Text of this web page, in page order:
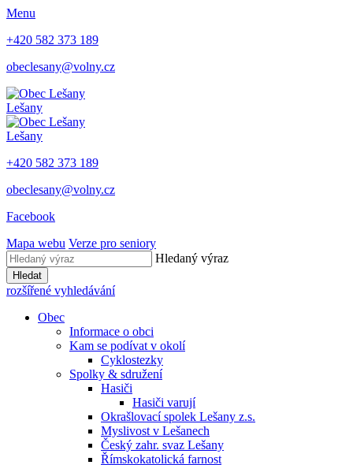
Menu
+420 582 373 189
obeclesany@volny.cz
Lešany
Lešany
+420 582 373 189
obeclesany@volny.cz
Facebook
Mapa webu Verze pro seniory
Hledaný výraz
Hledat
rozšířené vyhledávání
Obec
Informace o obci
Kam se podívat v okolí
Cyklostezky
Spolky & sdružení
Hasiči
Hasiči varují
Okrašlovací spolek Lešany z.s.
Myslivost v Lešanech
Český zahr. svaz Lešany
Římskokatolická farnost